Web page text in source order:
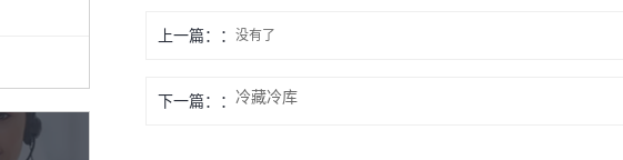
上一篇： 没有了
下一篇： 冷藏冷库